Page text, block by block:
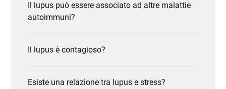
Il lupus può essere associato ad altre malattie
autoimmuni?
Il lupus è contagioso?
Esiste una relazione tra lupus e stress?